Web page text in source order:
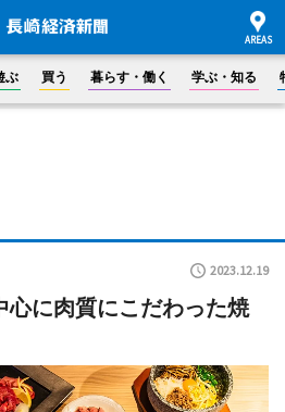
ぶ 買う 暮らす・働く 学ぶ・知る
2023.12.19
心に肉質にこだわった焼